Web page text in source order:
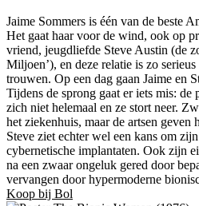
Jaime Sommers is één van de beste
Het gaat haar voor de wind, ook op
vriend, jeugdliefde Steve Austin (de
Miljoen’), en deze relatie is zo
trouwen. Op een dag gaan Jaime en
Tijdens de sprong gaat er iets mis: de
zich niet helemaal en ze stort neer.
het ziekenhuis, maar de artsen
Steve ziet echter wel een kans om
cybernetische implantaten. Ook zijn
na een zwaar ongeluk gered door
vervangen door hypermoderne
Koop bij Bol